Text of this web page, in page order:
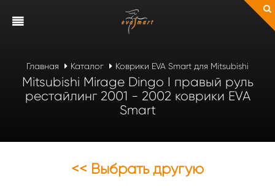
Главная Каталог Коврики EVA Smart для Mitsubishi
Mitsubishi Mirage Dingo I правый руль
рестайлинг 2001 - 2002 коврики EVA
Smart
<< Выбрать другую